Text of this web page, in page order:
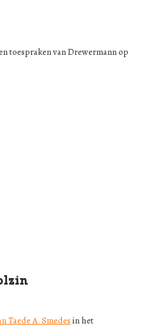
toespraken van Drewermann op
Taede A. Smedes in het